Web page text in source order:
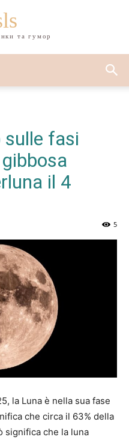
та гумор
fasi
il 4
5
la Luna è nella sua fase
che circa il 63% della
significa che la luna